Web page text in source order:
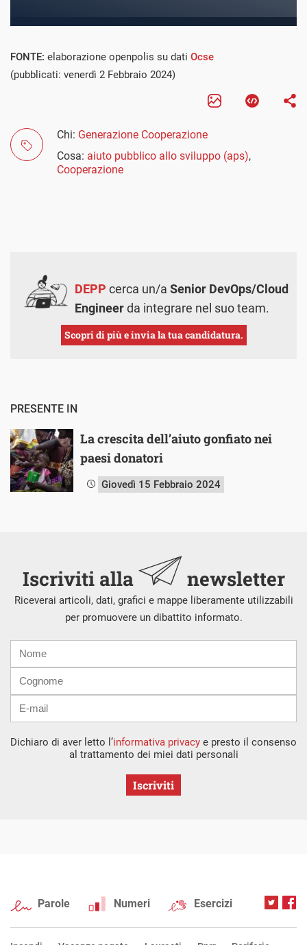
FONTE: elaborazione openpolis su dati Ocse
(pubblicati: venerdì 2 Febbraio 2024)
Chi: Generazione Cooperazione
Cosa: aiuto pubblico allo sviluppo (aps),
Cooperazione
DEPP cerca un/a Senior DevOps/Cloud
Engineerda integrare nel suo team.
Scopri di più e invia la tua candidatura.
PRESENTE IN
La crescita dell’aiuto gonfiato nei
paesi donatori
Giovedì 15 Febbraio 2024
Iscriviti alla newsletter
Riceverai articoli, dati, grafici e mappe liberamente utilizzabili
per promuovere un dibattito informato.
mail
Dichiaro di aver letto l’informativa privacy e presto il consenso
al trattamento dei miei dati personali
Iscriviti
Parole Numeri Esercizi